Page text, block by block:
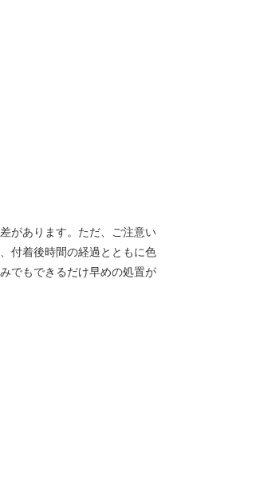
があります。ただ、ご注意い
付着後時間の経過とともに色
でもできるだけ早めの処置が